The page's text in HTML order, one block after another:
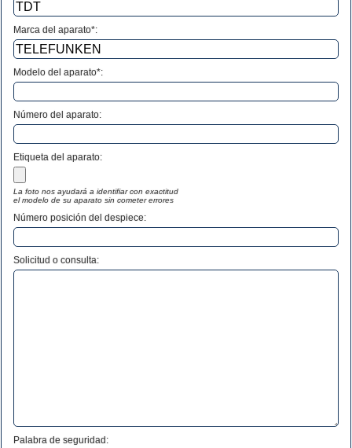
Marca del aparato*:
Modelo del aparato*:
Número del aparato:
Etiqueta del aparato:
La foto nos ayudará a identifiar con exactitud
el modelo de su aparato sin cometer errores
Número posición del despiece:
Solicitud o consulta:
Palabra de seguridad: